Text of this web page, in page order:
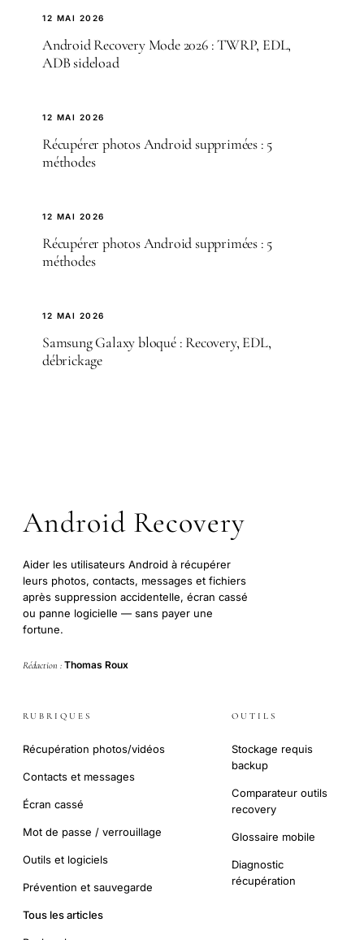
12 MAI 2026
Android Recovery Mode 2026 : TWRP, EDL,
ADB sideload
12 MAI 2026
Récupérer photos Android supprimées : 5
méthodes
12 MAI 2026
Récupérer photos Android supprimées : 5
méthodes
12 MAI 2026
Samsung Galaxy bloqué : Recovery, EDL,
débrickage
Android Recovery
Aider les utilisateurs Android à récupérer
leurs photos, contacts, messages et fichiers
après suppression accidentelle, écran cassé
ou panne logicielle — sans payer une
fortune.
Rédaction : Thomas Roux
RUBRIQUES
Récupération photos/vidéos
Contacts et messages
Écran cassé
Mot de passe / verrouillage
Outils et logiciels
Prévention et sauvegarde
Tous les articles
OUTILS
Stockage requis
backup
Comparateur outils
recovery
Glossaire mobile
Diagnostic
récupération